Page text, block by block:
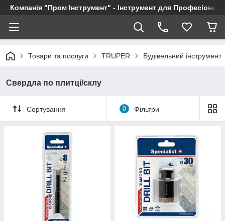
Компанія "Пром Інструмент" - Інструмент для
Товари та послуги TRUPER Будівельний інструмент
Свердла по плитці/склу
Сортування 0 Фільтри